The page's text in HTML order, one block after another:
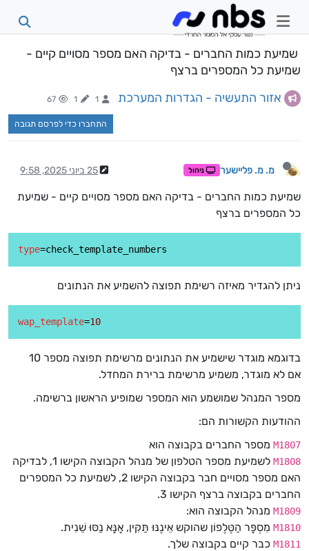
שמיעת כמות החברים - בדיקה האם מספר מסויים קיים -
שמיעת כל המספרים ברצף
אזור התעשיה - הגדרות המערכת
1
1
67
התחברו כדי לפרסם תגובה
מ. מ. פליישער ניהול 25 ביוני 2025, 9:58
שמיעת כמות החברים - בדיקה האם מספר מסויים קיים - שמיעת
כל המספרים ברצף
type
ניתן להגדיר מאיזה רשימת תפוצה להשמיע את הנתונים
wap_template=10
בדוגמא מוגדר שישמיע את הנתונים מרשימת תפוצה מספר 10
אם לא מוגדר, משמיע מרשימת ברירת המחדל.
מספר המנהל שמושמע הוא המספר שמופיע הראשון ברשימה.
ההודעות הקשורות הם:
M1807 מספר החברים בקבוצה הוא
M1808
לשמיעת מספר הטלפון של מנהל הקבוצה הקישו 1, לבדיקה
האם מספר מסויים חבר בקבוצה הקישו 2, לשמיעת כל המספרים
החברים בקבוצה ברצף הקישו 3.
M1809 מנהל הקבוצה הוא:
M1810 מִסְפָּר הַטֶּלֶפוֹן שהוקש אֵינֶנּוּ תַּקִּין, אָנָּא נַסּוּ שֵׁנִית.
M1811 כבר קיים בקבוצה שלך.